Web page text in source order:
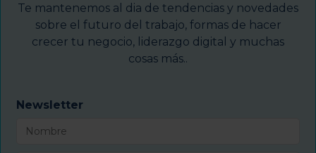
Te mantenemos al dia de tendencias y novedades
sobre el futuro del trabajo, formas de hacer
crecer tu negocio, liderazgo digital y muchas
cosas más..
Newsletter